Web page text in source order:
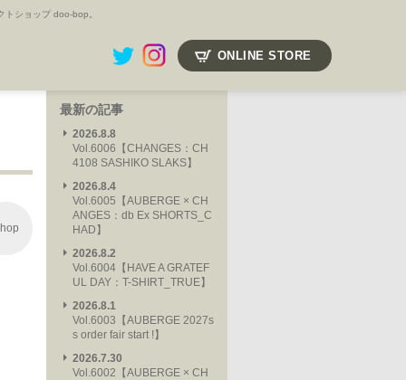
ショップ doo-bop。
ONLINE STORE
最新の記事
2026.8.8
Vol.6006【CHANGES：CH
4108 SASHIKO SLAKS】
2026.8.4
Vol.6005【AUBERGE × CH
ANGES：db Ex SHORTS_C
HAD】
2026.8.2
Vol.6004【HAVE A GRATEF
UL DAY：T-SHIRT_TRUE】
2026.8.1
Vol.6003【AUBERGE 2027s
s order fair start !】
2026.7.30
Vol.6002【AUBERGE × CH